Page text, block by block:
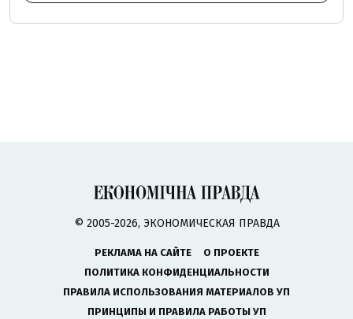
© 2005-2026, ЭКОНОМИЧЕСКАЯ ПРАВДА
РЕКЛАМА НА САЙТЕ
О ПРОЕКТЕ
ПОЛИТИКА КОНФИДЕНЦИАЛЬНОСТИ
ПРАВИЛА ИСПОЛЬЗОВАНИЯ МАТЕРИАЛОВ УП
ПРИНЦИПЫ И ПРАВИЛА РАБОТЫ УП